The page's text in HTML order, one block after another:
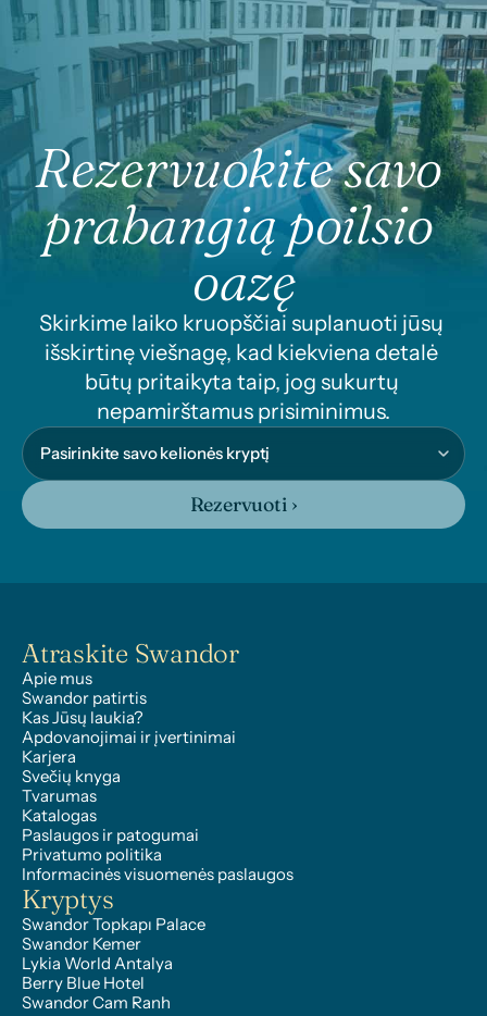
Rezervuokite savo
prabangią poilsio
oazę
Skirkime laiko kruopščiai suplanuoti jūsų
išskirtinę viešnagę, kad kiekviena detalė
būtų pritaikyta taip, jog sukurtų
nepamirštamus prisiminimus.
Rezervuoti ›
Atraskite Swandor
Apie mus
Swandor patirtis
Kas Jūsų laukia?
Apdovanojimai ir įvertinimai
Karjera
Svečių knyga
Tvarumas
Katalogas
Paslaugos ir patogumai
Privatumo politika
Informacinės visuomenės paslaugos
Kryptys
Swandor Topkapı Palace
Swandor Kemer
Lykia World Antalya
Berry Blue Hotel
Swandor Cam Ranh